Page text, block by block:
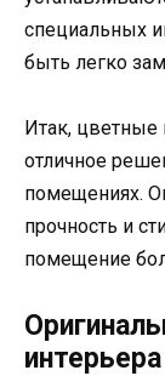
специальных
быть легко
Итак, цветные
отличное
помещениях.
прочность и
помещение
интерьера